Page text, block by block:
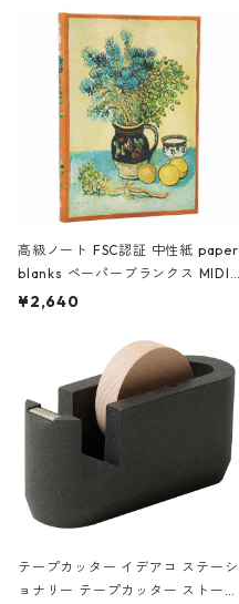
高級ノート FSC認証 中性紙 paper
blanks ペーパーブランクス MIDI
ハードカバー 罫線 ヴァン・ゴッホ
¥2,640
テープカッター イデアコ ステーシ
ョナリー テープカッター ストーン